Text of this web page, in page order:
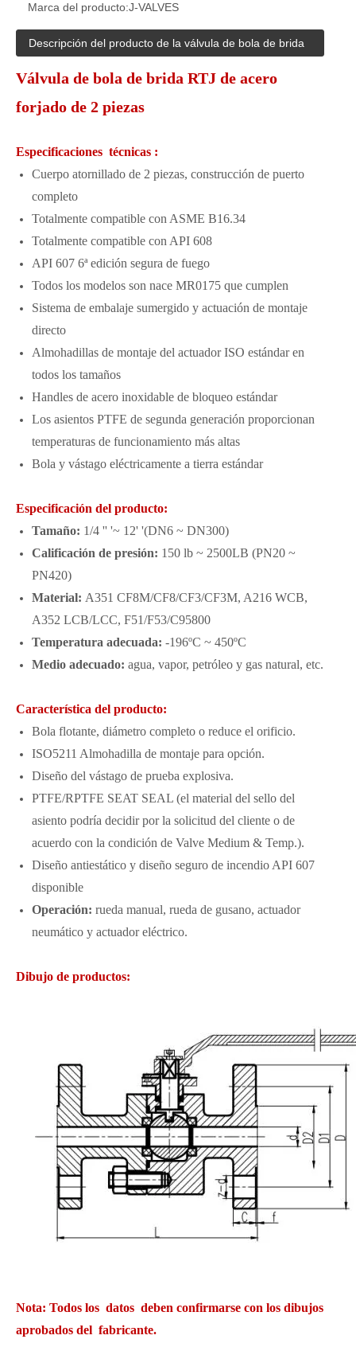
Marca del producto:J-VALVES
Descripción del producto de la válvula de bola de brida
Válvula de bola de brida RTJ de acero
forjado de 2 piezas
Especificaciones técnicas :
Cuerpo atornillado de 2 piezas, construcción de puerto
completo
Totalmente compatible con ASME B16.34
Totalmente compatible con API 608
API 607 ​​6ª edición segura de fuego
Todos los modelos son nace MR0175 que cumplen
Sistema de embalaje sumergido y actuación de montaje
directo
Almohadillas de montaje del actuador ISO estándar en
todos los tamaños
Handles de acero inoxidable de bloqueo estándar
Los asientos PTFE de segunda generación proporcionan
temperaturas de funcionamiento más altas
Bola y vástago eléctricamente a tierra estándar
Especificación del producto:
Tamaño: 1/4 '' '~ 12' '(DN6 ~ DN300)
Calificación de presión: 150 lb ~ 2500LB (PN20 ~
PN420)
Material: A351 CF8M/CF8/CF3/CF3M, A216 WCB,
A352 LCB/LCC, F51/F53/C95800
Temperatura adecuada: -196ºC ~ 450ºC
Medio adecuado: agua, vapor, petróleo y gas natural, etc.
Característica del producto:
Bola flotante, diámetro completo o reduce el orificio.
ISO5211 Almohadilla de montaje para opción.
Diseño del vástago de prueba explosiva.
PTFE/RPTFE SEAT SEAL (el material del sello del
asiento podría decidir por la solicitud del cliente o de
acuerdo con la condición de Valve Medium & Temp.).
Diseño antiestático y diseño seguro de incendio API 607 ​​
disponible
Operación: rueda manual, rueda de gusano, actuador
neumático y actuador eléctrico.
Dibujo de productos:
Nota: Todos los datos deben confirmarse con los dibujos
aprobados del fabricante.